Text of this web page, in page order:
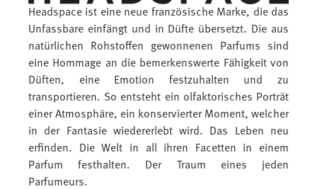
Headspace ist eine neue französische Marke, die das
Unfassbare einfängt und in Düfte übersetzt. Die aus
natürlichen Rohstoffen gewonnenen Parfums sind
eine Hommage an die bemerkenswerte Fähigkeit von
Düften, eine Emotion festzuhalten und zu
transportieren. So entsteht ein olfaktorisches Porträt
einer Atmosphäre, ein konservierter Moment, welcher
in der Fantasie wiedererlebt wird. Das Leben neu
erfinden. Die Welt in all ihren Facetten in einem
Parfum festhalten. Der Traum eines jeden
Parfumeurs.